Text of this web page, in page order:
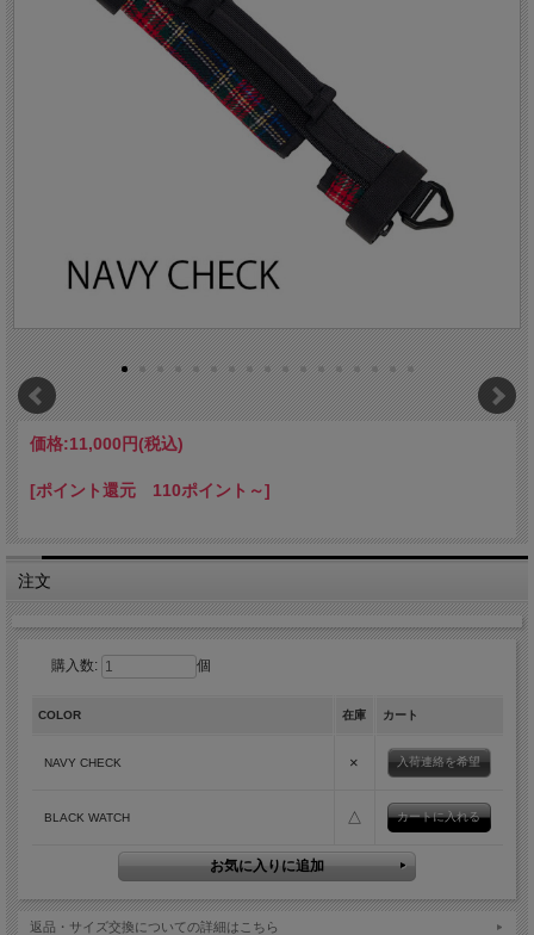
価格:11,000円(税込)
[ポイント還元 110ポイント～]
注文
購入数: 個
COLOR 在庫 カート
NAVY CHECK × 入荷連絡を希望
BLACK WATCH △
返品・サイズ交換についての詳細はこちら